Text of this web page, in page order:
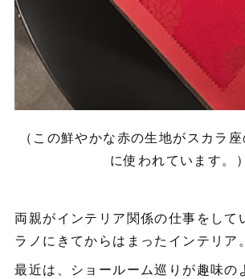
（この鮮やかな赤の生地がスカラ
に使われています。）
両親がインテリア関係の仕事をして
ラノにきてからはまったインテリア。
最近は、ショールーム巡りが趣味の